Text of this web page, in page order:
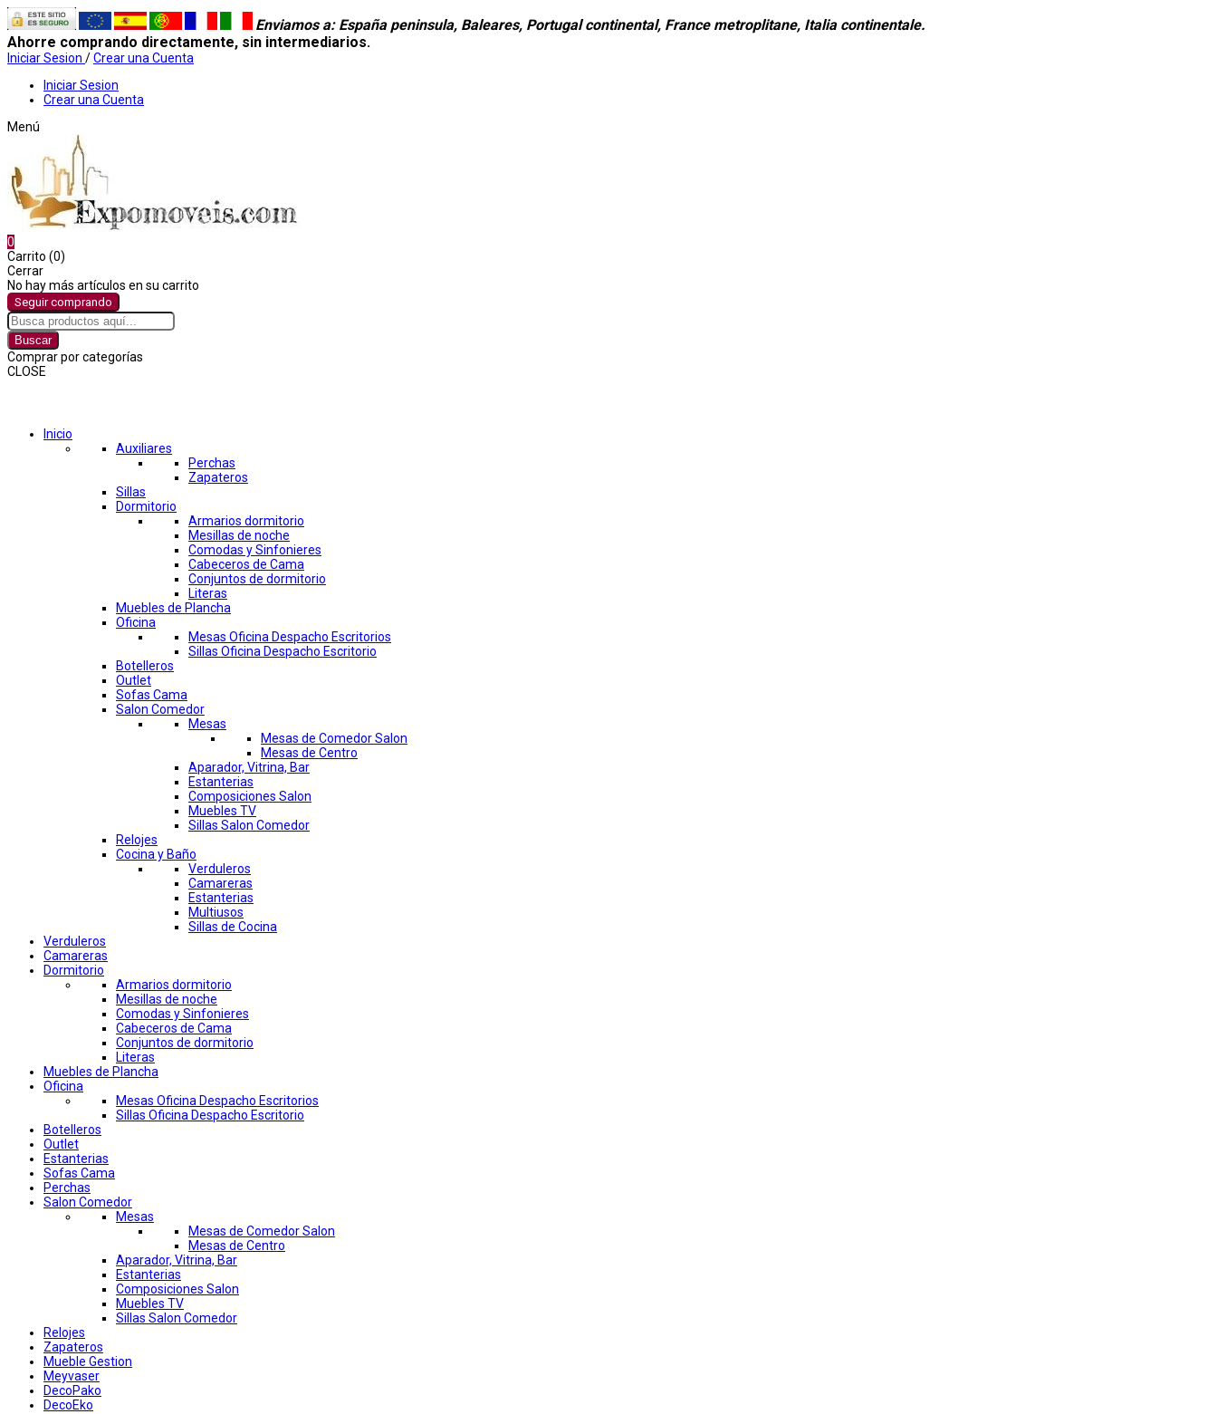
Enviamos a: España peninsula, Baleares, Portugal continental, France metroplitane, Italia continentale.
Ahorre comprando directamente, sin intermediarios.
Iniciar Sesion /Crear una Cuenta
Iniciar Sesion
Crear una Cuenta
Menú
0
Carrito (0)
Cerrar
No hay más artículos en su carrito
Seguir comprando
Buscar
Comprar por categorías
CLOSE
Inicio
Auxiliares
Perchas
Zapateros
Sillas
Dormitorio
Armarios dormitorio
Mesillas de noche
Comodas y Sinfonieres
Cabeceros de Cama
Conjuntos de dormitorio
Literas
Muebles de Plancha
Oficina
Mesas Oficina Despacho Escritorios
Sillas Oficina Despacho Escritorio
Botelleros
Outlet
Sofas Cama
Salon Comedor
Mesas
Mesas de Comedor Salon
Mesas de Centro
Aparador, Vitrina, Bar
Estanterias
Composiciones Salon
Muebles TV
Sillas Salon Comedor
Relojes
Cocina y Baño
Verduleros
Camareras
Estanterias
Multiusos
Sillas de Cocina
Verduleros
Camareras
Dormitorio
Armarios dormitorio
Mesillas de noche
Comodas y Sinfonieres
Cabeceros de Cama
Conjuntos de dormitorio
Literas
Muebles de Plancha
Oficina
Mesas Oficina Despacho Escritorios
Sillas Oficina Despacho Escritorio
Botelleros
Outlet
Estanterias
Sofas Cama
Perchas
Salon Comedor
Mesas
Mesas de Comedor Salon
Mesas de Centro
Aparador, Vitrina, Bar
Estanterias
Composiciones Salon
Muebles TV
Sillas Salon Comedor
Relojes
Zapateros
Mueble Gestion
Meyvaser
DecoPako
DecoEko